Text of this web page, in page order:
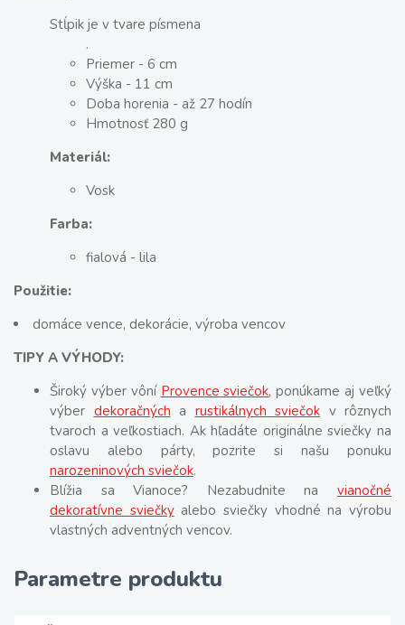
Stĺpik je v tvare písmena
.
Priemer - 6 cm
Výška - 11 cm
Doba horenia - až 27 hodín
Hmotnosť 280 g
Materiál:
Vosk
Farba:
fialová - lila
Použitie:
domáce vence, dekorácie, výroba vencov
TIPY A VÝHODY:
Široký výber vôní Provence sviečok, ponúkame aj veľký
výber dekoračných a rustikálnych sviečok v rôznych
tvaroch a veľkostiach. Ak hľadáte originálne sviečky na
oslavu alebo párty, pozrite si našu ponuku
narozeninových sviečok.
Blížia sa Vianoce? Nezabudnite na vianočné
dekoratívne sviečkyalebo sviečky vhodné na výrobu
vlastných adventných vencov.
Parametre produktu